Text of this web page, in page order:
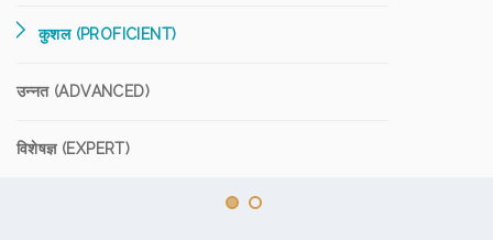
कुशल (PROFICIENT)
उन्नत (ADVANCED)
विशेषज्ञ (EXPERT)